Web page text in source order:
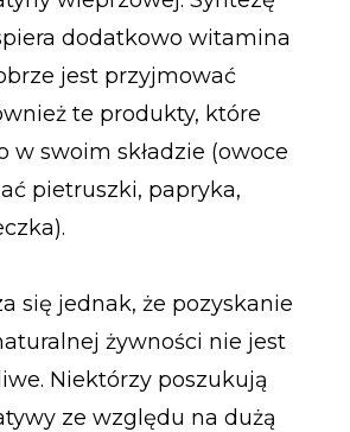
dodatkowo witamina
jest przyjmować
te produkty, które
w swoim składzie (owoce
pietruszki, papryka,
się jednak, że pozyskanie
żywności nie jest
Niektórzy poszukują
ze względu na dużą